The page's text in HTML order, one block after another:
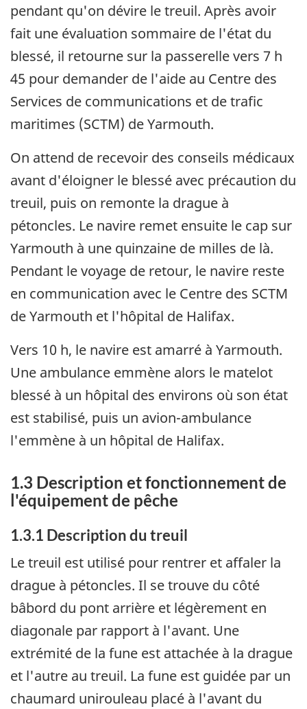
pendant qu'on dévire le treuil. Après avoir
fait une évaluation sommaire de l'état du
blessé, il retourne sur la passerelle vers 7 h
45 pour demander de l'aide au Centre des
Services de communications et de trafic
maritimes (SCTM) de Yarmouth.
On attend de recevoir des conseils médicaux
avant d'éloigner le blessé avec précaution du
treuil, puis on remonte la drague à
pétoncles. Le navire remet ensuite le cap sur
Yarmouth à une quinzaine de milles de là.
Pendant le voyage de retour, le navire reste
en communication avec le Centre des SCTM
de Yarmouth et l'hôpital de Halifax.
Vers 10 h, le navire est amarré à Yarmouth.
Une ambulance emmène alors le matelot
blessé à un hôpital des environs où son état
est stabilisé, puis un avion-ambulance
l'emmène à un hôpital de Halifax.
1.3 Description et fonctionnement de
l'équipement de pêche
1.3.1 Description du treuil
Le treuil est utilisé pour rentrer et affaler la
drague à pétoncles. Il se trouve du côté
bâbord du pont arrière et légèrement en
diagonale par rapport à l'avant. Une
extrémité de la fune est attachée à la drague
et l'autre au treuil. La fune est guidée par un
chaumard unirouleau placé à l'avant du